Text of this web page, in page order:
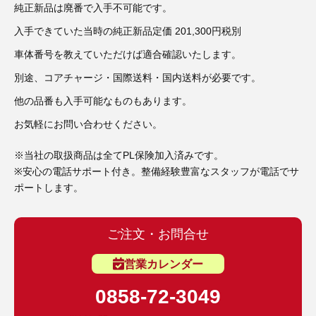
純正新品は廃番で入手不可能です。
入手できていた当時の純正新品定価 201,300円税別
車体番号を教えていただけば適合確認いたします。
別途、コアチャージ・国際送料・国内送料が必要です。
他の品番も入手可能なものもあります。
お気軽にお問い合わせください。
※当社の取扱商品は全てPL保険加入済みです。
※安心の電話サポート付き。整備経験豊富なスタッフが電話でサ
ポートします。
ご注文・お問合せ
営業カレンダー
0858-72-3049